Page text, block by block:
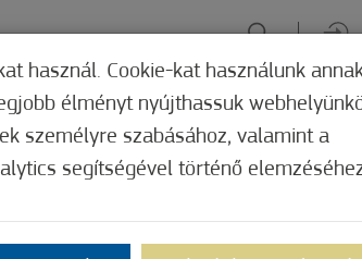
ZÖLD FÓKUSZ GYÓGYHELY MERRE,
használ. Cookie-kat használunk
élményt nyújthassuk
személyre szabásához, valamint a
segítségével történő